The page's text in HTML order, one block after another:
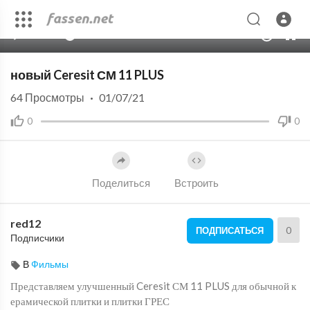
новый Ceresit СМ 11 PLUS
0 0
64 Просмотры · 01/07/21
Поделиться Встроить
red12
Подписчики
ПОДПИСАТЬСЯ 0
ВФильмы
Представляем улучшенный Ceresit СМ 11 PLUS для обычной к
ерамической плитки и плитки ГРЕС